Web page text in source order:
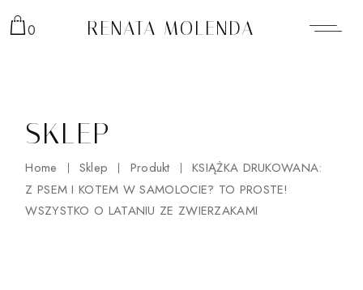
the 0 RENATA MOLENDA
SKLEP
Home Sklep Produkt
KSIĄŻKA DRUKOWANA:
Z PSEM I KOTEM W SAMOLOCIE? TO PROSTE!
WSZYSTKO O LATANIU ZE ZWIERZAKAMI